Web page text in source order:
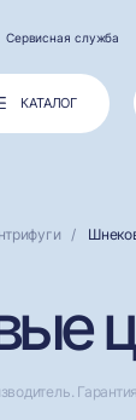
Сервисная служба
КАТАЛОГ